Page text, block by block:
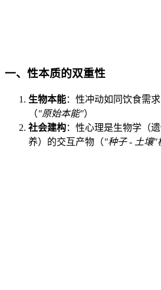
一、 性本质的双重性
生物本能：性冲动如同饮食需
（"原始本能"）
社会建构：性心理是生物学（
养）的交互产物（"种子 - 土壤"